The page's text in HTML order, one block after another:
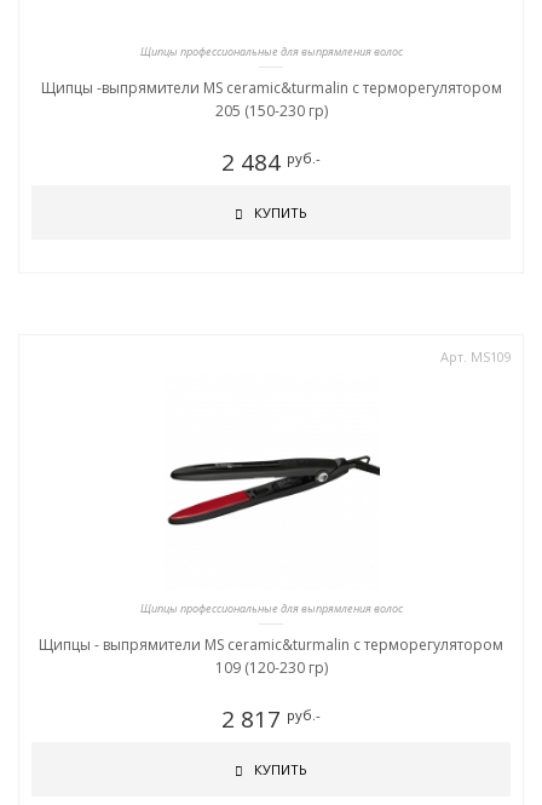
Щипцы профессиональные для выпрямления волос
Щипцы -выпрямители MS ceramic&turmalin c терморегулятором
205 (150-230 гр)
2 484 руб.-
КУПИТЬ
Арт. MS109
Щипцы профессиональные для выпрямления волос
Щипцы - выпрямители MS ceramic&turmalin c терморегулятором
109 (120-230 гр)
2 817 руб.-
КУПИТЬ